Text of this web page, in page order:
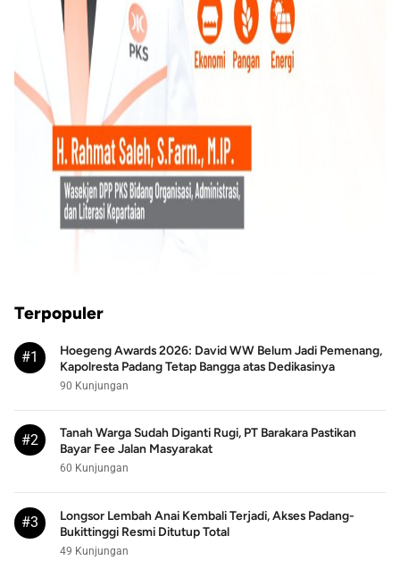
Terpopuler
#1
Hoegeng Awards 2026: David WW Belum Jadi Pemenang,
Kapolresta Padang Tetap Bangga atas Dedikasinya
90 Kunjungan
#2
Tanah Warga Sudah Diganti Rugi, PT Barakara Pastikan
Bayar Fee Jalan Masyarakat
60 Kunjungan
#3
Longsor Lembah Anai Kembali Terjadi, Akses Padang-
Bukittinggi Resmi Ditutup Total
49 Kunjungan